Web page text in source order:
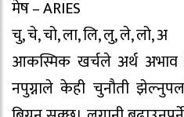
मेष – ARIES
चु, चे, चो, ला, लि, लु, ले, लो, अ
आकस्मिक खर्चले अर्थ अभाव
नपुग्नाले केही चुनौती